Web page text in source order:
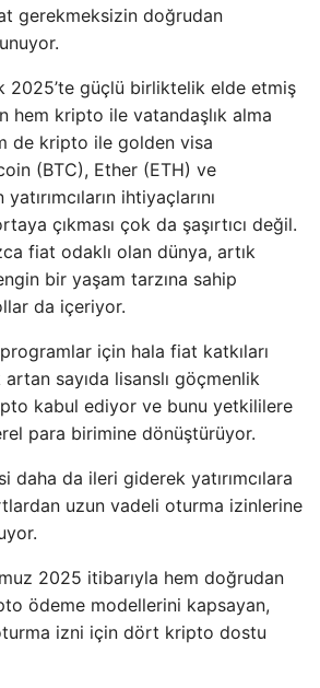
gerekmeksizin doğrudan
2025’te güçlü birliktelik elde etmiş
hem kripto ile vatandaşlık alma
de kripto ile golden visa
(BTC), Ether (ETH) ve
ihtiyaçlarını
çıkması çok da şaşırtıcı değil.
fiat odaklı olan dünya, artık
bir yaşam tarzına sahip
da içeriyor.
için hala fiat katkıları
sayıda lisanslı göçmenlik
kabul ediyor ve bunu yetkililere
para birimine dönüştürüyor.
daha da ileri giderek yatırımcılara
uzun vadeli oturma izinlerine
2025 itibarıyla hem doğrudan
ödeme modellerini kapsayan,
izni için dört kripto dostu